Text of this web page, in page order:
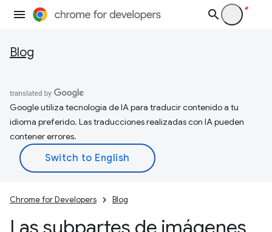
Blog
Google utiliza tecnología de IA para traducir contenido a tu
idioma preferido. Las traducciones realizadas con IA pueden
contener errores.
Chrome for Developers Blog
Las subpartes de imágenes